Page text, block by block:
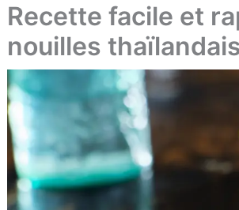
Recette facile et
nouilles